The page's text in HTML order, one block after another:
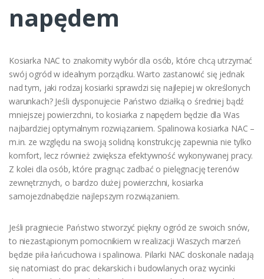
napędem
Kosiarka NAC to znakomity wybór dla osób, które chcą utrzymać
swój ogród w idealnym porządku. Warto zastanowić się jednak
nad tym, jaki rodzaj kosiarki sprawdzi się najlepiej w określonych
warunkach? Jeśli dysponujecie Państwo działką o średniej bądź
mniejszej powierzchni, to kosiarka z napędem będzie dla Was
najbardziej optymalnym rozwiązaniem. Spalinowa kosiarka NAC –
m.in. ze względu na swoją solidną konstrukcję zapewnia nie tylko
komfort, lecz również zwiększa efektywność wykonywanej pracy.
Z kolei dla osób, które pragnąc zadbać o pielęgnację terenów
zewnętrznych, o bardzo dużej powierzchni, kosiarka
samojezdnabędzie najlepszym rozwiązaniem.
Jeśli pragniecie Państwo stworzyć piękny ogród ze swoich snów,
to niezastąpionym pomocnikiem w realizacji Waszych marzeń
będzie piła łańcuchowa i spalinowa. Pilarki NAC doskonale nadają
się natomiast do prac dekarskich i budowlanych oraz wycinki